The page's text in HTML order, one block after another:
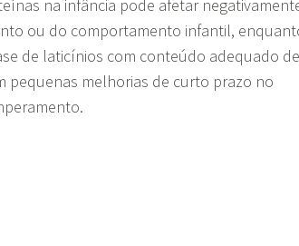
na infância pode afetar
ou do comportamento infantil,
de laticínios com conteúdo adequado de
pequenas melhorias de curto prazo no